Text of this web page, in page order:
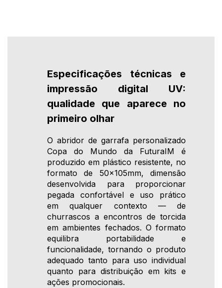
Especificações técnicas e
impressão digital UV:
qualidade que aparece no
primeiro olhar
O abridor de garrafa personalizado
Copa do Mundo da FuturaIM é
produzido em plástico resistente, no
formato de 50x105mm, dimensão
desenvolvida para proporcionar
pegada confortável e uso prático
em qualquer contexto — de
churrascos a encontros de torcida
em ambientes fechados. O formato
equilibra portabilidade e
funcionalidade, tornando o produto
adequado tanto para uso individual
quanto para distribuição em kits e
ações promocionais.